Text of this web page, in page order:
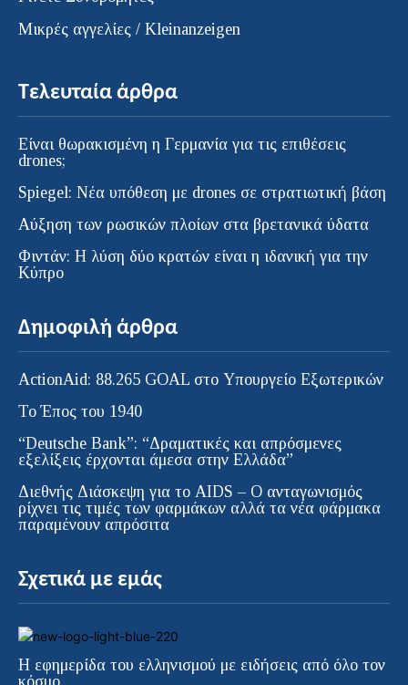
Μικρές αγγελίες / Kleinanzeigen
Τελευταία άρθρα
Είναι θωρακισμένη η Γερμανία για τις επιθέσεις
drones;
Spiegel: Νέα υπόθεση με drones σε στρατιωτική βάση
Αύξηση των ρωσικών πλοίων στα βρετανικά ύδατα
Φιντάν: Η λύση δύο κρατών είναι η ιδανική για την
Κύπρο
Δημοφιλή άρθρα
ActionAid: 88.265 GOAL στο Υπουργείο Εξωτερικών
Το Έπος του 1940
“Deutsche Bank”: “Δραματικές και απρόσμενες
εξελίξεις έρχονται άμεσα στην Ελλάδα”
Διεθνής Διάσκεψη για το AIDS – Ο ανταγωνισμός
ρίχνει τις τιμές των φαρμάκων αλλά τα νέα φάρμακα
παραμένουν απρόσιτα
Σχετικά με εμάς
Η εφημερίδα του ελληνισμού με ειδήσεις από όλο τον